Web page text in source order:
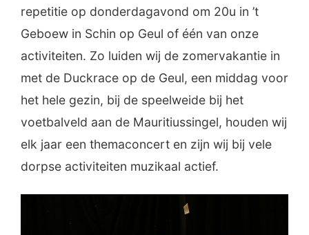
repetitie op donderdagavond om 20u in ’t
Geboew in Schin op Geul of één van onze
activiteiten. Zo luiden wij de zomervakantie in
met de Duckrace op de Geul, een middag voor
het hele gezin, bij de speelweide bij het
voetbalveld aan de Mauritiussingel, houden wij
elk jaar een themaconcert en zijn wij bij vele
dorpse activiteiten muzikaal actief.